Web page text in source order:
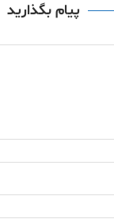
پیام بگذارید